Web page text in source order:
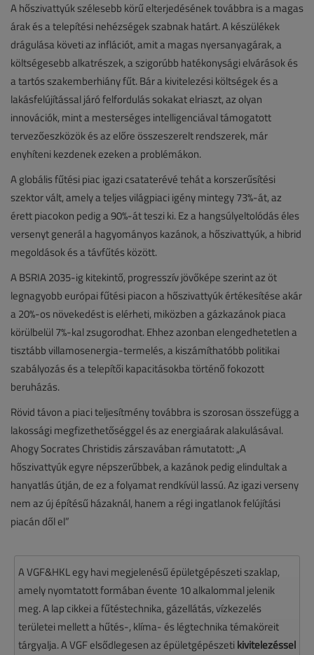
A hőszivattyúk szélesebb körű elterjedésének továbbra is a magas
árak és a telepítési nehézségek szabnak határt. A készülékek
drágulása követi az inflációt, amit a magas nyersanyagárak, a
költségesebb alkatrészek, a szigorúbb hatékonysági elvárások és
a tartós szakemberhiány fűt. Bár a kivitelezési költségek és a
lakásfelújítással járó felfordulás sokakat elriaszt, az olyan
innovációk, mint a mesterséges intelligenciával támogatott
tervezőeszközök és az előre összeszerelt rendszerek, már
enyhíteni kezdenek ezeken a problémákon.
A globális fűtési piac igazi csataterévé tehát a korszerűsítési
szektor vált, amely a teljes világpiaci igény mintegy 73%-át, az
érett piacokon pedig a 90%-át teszi ki. Ez a hangsúlyeltolódás éles
versenyt generál a hagyományos kazánok, a hőszivattyúk, a hibrid
megoldások és a távfűtés között.
A BSRIA 2035-ig kitekintő, progresszív jövőképe szerint az öt
legnagyobb európai fűtési piacon a hőszivattyúk értékesítése akár
a 20%-os növekedést is elérheti, miközben a gázkazánok piaca
körülbelül 7%-kal zsugorodhat. Ehhez azonban elengedhetetlen a
tisztább villamosenergia-termelés, a kiszámíthatóbb politikai
szabályozás és a telepítői kapacitásokba történő fokozott
beruházás.
Rövid távon a piaci teljesítmény továbbra is szorosan összefügg a
lakossági megfizethetőséggel és az energiaárak alakulásával.
Ahogy Socrates Christidis zárszavában rámutatott: „A
hőszivattyúk egyre népszerűbbek, a kazánok pedig elindultak a
hanyatlás útján, de ez a folyamat rendkívül lassú. Az igazi verseny
nem az új építésű házaknál, hanem a régi ingatlanok felújítási
piacán dől el”
A VGF&HKL egy havi megjelenésű épületgépészeti szaklap,
amely nyomtatott formában évente 10 alkalommal jelenik
meg. A lap cikkei a fűtéstechnika, gázellátás, vízkezelés
területei mellett a hűtés-, klíma- és légtechnika témaköreit
tárgyalja. A VGF elsődlegesen az épületgépészeti kivitelezéssel